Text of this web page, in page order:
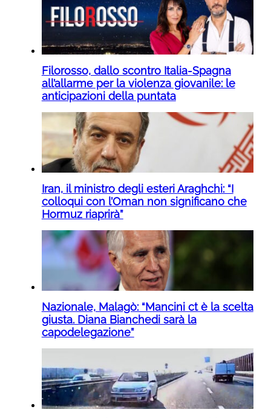
Filorosso, dallo scontro Italia-Spagna
all’allarme per la violenza giovanile: le
anticipazioni della puntata
Iran, il ministro degli esteri Araghchi: “I
colloqui con l’Oman non significano che
Hormuz riaprirà”
Nazionale, Malagò: “Mancini ct è la scelta
giusta. Diana Bianchedi sarà la
capodelegazione”